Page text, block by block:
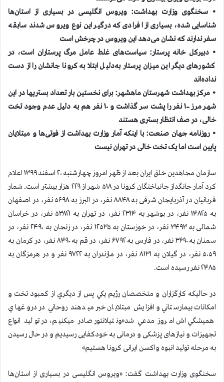
• سخنگوی وزارت بهداشت: ویروس انگلیسی در بسیاری از استان‌ها
شناسایی شده، بسیاری از افرادی که درگیر این نوع ویروس شدند سابقه
سفر ندارند که نشان می‌دهد این ویروس در چرخش است
• دبیرکل خانه پرستار: سیاست‌های غلط عامل مرگ پرستاران است، در
کشورهای دیگر این میزان پرستار به‌دلیل ابتلا به كرونا جانشان را از دست
نداده‌اند
• مرکز بهداشت شهرستان ماهشهر: برای نخستین بار تعداد بستريها در اين
شهر مرز ۱۰۰ نفر را پشت سر گذاشت و ۱۰ نفر هم به دلیل عدم وجود تخت
خالی، در صف انتظار بستری هستند
• روزنامه جهان صنعت: با اینکه آمار وزارت بهداشت از فوتی‌ها و مبتلایان
پایین است اما یک تخت خالی در تهران نيست
سازمان مجاهدين خلق ايران بعد از ظهر امروز چهارشنبه ۲۰ اسفند ۱۳۹۹ اعلام
كرد آمار جانگداز جانباختگان كرونا در ۵۱۸ شهر از ۲۲۹ هزار بيشتر است. شمار
قربانيان در آذربایجان شرقی به ۸۸۴۸ نفر، در البرز به ۵۶۹۸ نفر، در اصفهان
به ۱۴۸۲۵ نفر، در بوشهر به ۲۳۱۴ نفر، در تهران به ۵۳۸۲۱ نفر، در خراسان
شمالی به ۳۴۹۳ نفر، در خوزستان به ۱۲۵۳۵ نفر، در زنجان به ۲۴۹۰ نفر، در
سمنان به ۳۶۹۰ نفر، در فارس به ۶۷۹۲ نفر، در قم به ۸۴۹۰ نفر، در کرمان به
۵۰۵۹ نفر، در گیلان به ۸۱۳۱ نفر، در مازندران به ۹۷۲۲ نفر و در هرمزگان به
۲۴۸۵ نفر رسیده است.
در حاليكه كارگزاران و متخصصان رژيم يكي پس از ديگري از كمبود تخت و
امكانات بيمارستاني و افزايش مبتلايان خبر ميدهند روحاني در دروغهاي
هميشگي اش امروز مدعي شد«ونتيلانتور صادر ميكنيم، در تولید انواع
تجهیزات و نیازهای پزشکی و درمانی به خودکفایی رسیدیم و در حال رسیدن
به مرحله تولید انبوه واکسن ایرانی کرونا هستیم»
سخنگوی وزارت بهداشت گفت: «ویروس انگلیسی در بسیاری از استان‌ها